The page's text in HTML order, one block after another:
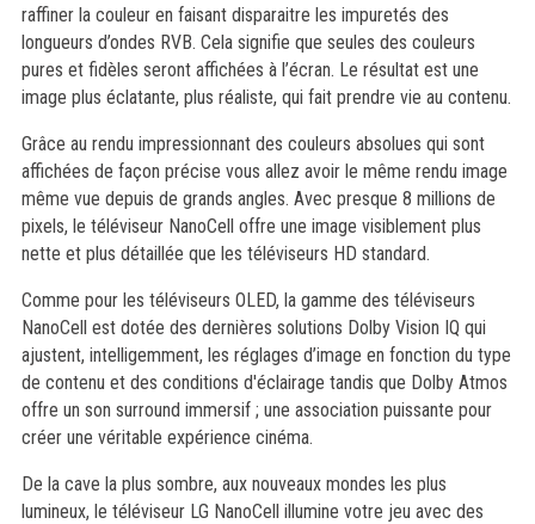
raffiner la couleur en faisant disparaitre les impuretés des
longueurs d’ondes RVB. Cela signifie que seules des couleurs
pures et fidèles seront affichées à l’écran. Le résultat est une
image plus éclatante, plus réaliste, qui fait prendre vie au contenu.
Grâce au rendu impressionnant des couleurs absolues qui sont
affichées de façon précise vous allez avoir le même rendu image
même vue depuis de grands angles. Avec presque 8 millions de
pixels, le téléviseur NanoCell offre une image visiblement plus
nette et plus détaillée que les téléviseurs HD standard.
Comme pour les téléviseurs OLED, la gamme des téléviseurs
NanoCell est dotée des dernières solutions Dolby Vision IQ qui
ajustent, intelligemment, les réglages d’image en fonction du type
de contenu et des conditions d'éclairage tandis que Dolby Atmos
offre un son surround immersif ; une association puissante pour
créer une véritable expérience cinéma.
De la cave la plus sombre, aux nouveaux mondes les plus
lumineux, le téléviseur LG NanoCell illumine votre jeu avec des